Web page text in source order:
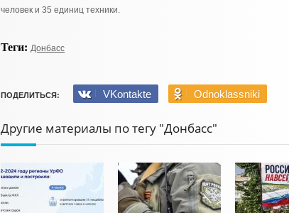
человек и 35 единиц техники.
Теги: Донбасс
ПОДЕЛИТЬСЯ: VKontakte Odnoklassniki
Другие материалы по тегу "Донбасс"